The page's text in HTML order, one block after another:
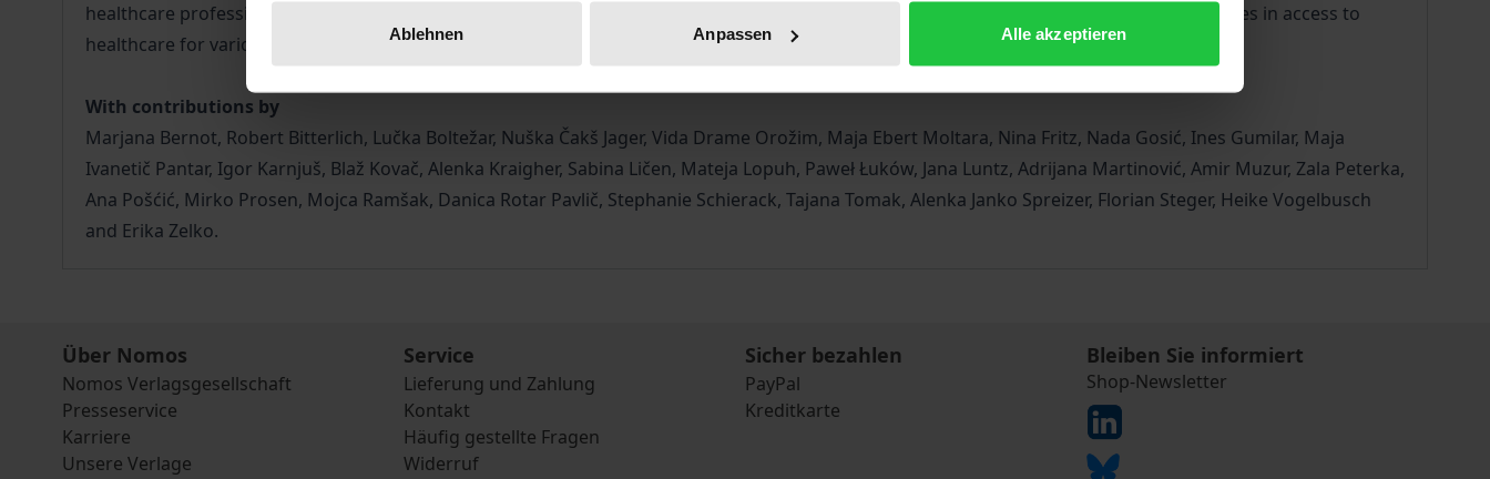
Ablehnen Anpassen Alle akzeptieren
healthcare professionals can hinder equity in access to healthcare. The authors of contributions gathered in this volume analyze challenges in access to
healthcare for various minority groups and propose possible solutions.
With contributions by
Marjana Bernot, Robert Bitterlich, Lučka Boltežar, Nuška Čakš Jager, Vida Drame Orožim, Maja Ebert Moltara, Nina Fritz, Nada Gosić, Ines Gumilar, Maja
Ivanetič Pantar, Igor Karnjuš, Blaž Kovač, Alenka Kraigher, Sabina Ličen, Mateja Lopuh, Paweł Łuków, Jana Luntz, Adrijana Martinović, Amir Muzur, Zala Peterka,
Ana Pošćić, Mirko Prosen, Mojca Ramšak, Danica Rotar Pavlič, Stephanie Schierack, Tajana Tomak, Alenka Janko Spreizer, Florian Steger, Heike Vogelbusch
and Erika Zelko.
Über Nomos
Nomos Verlagsgesellschaft
Presseservice
Karriere
Unsere Verlage
Service
Lieferung und Zahlung
Kontakt
Häufig gestellte Fragen
Widerruf
Sicher bezahlen
PayPal
Kreditkarte
Bleiben Sie informiert
Shop-Newsletter